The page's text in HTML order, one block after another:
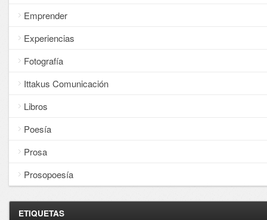
Emprender
Experiencias
Fotografía
Ittakus Comunicación
Libros
Poesía
Prosa
Prosopoesía
ETIQUETAS